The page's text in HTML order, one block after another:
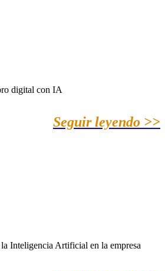
digital con IA
Seguir leyendo >>
Inteligencia Artificial en la empresa